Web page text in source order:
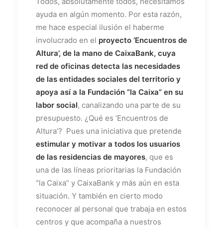
ayuda en algún momento. Por esta razón,
me hace especial ilusión el haberme
involucrado en el proyecto ‘Encuentros de
Altura’, de la mano de CaixaBank, cuya
red de oficinas detecta las necesidades
de las entidades sociales del territorio y
apoya así a la Fundación “la Caixa” en su
labor social, canalizando una parte de su
presupuesto. ¿Qué es ‘Encuentros de
Altura’? Pues una iniciativa que pretende
estimular y motivar a todos los usuarios
de las residencias de mayores, que es
una de las líneas prioritarias la Fundación
“la Caixa” y CaixaBank y más aún en esta
situación. Y también en cierto modo
reconocer al personal que trabaja en estos
centros y que acompaña a nuestros